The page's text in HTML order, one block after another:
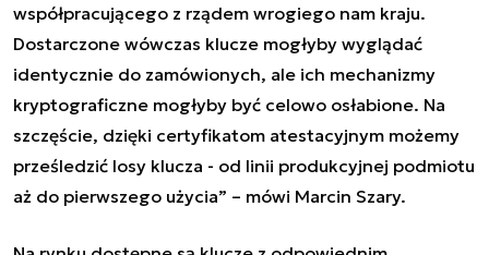
współpracującego z rządem wrogiego nam kraju.
Dostarczone wówczas klucze mogłyby wyglądać
identycznie do zamówionych, ale ich mechanizmy
kryptograficzne mogłyby być celowo osłabione. Na
szczęście, dzięki certyfikatom atestacyjnym możemy
prześledzić losy klucza - od linii produkcyjnej podmiotu
aż do pierwszego użycia” – mówi Marcin Szary.